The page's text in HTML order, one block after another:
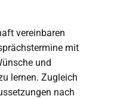
vereinbaren
mit
und
lernen. Zugleich
nach